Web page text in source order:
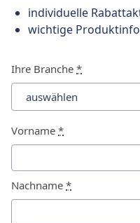
individuelle
wichtige
Ihre Branche *
Vorname *
Nachname *